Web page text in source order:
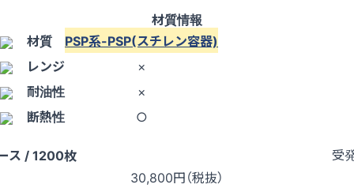
材質情報
材質 PSP系-PSP(スチレン容器)
レンジ
×
耐油性
×
断熱性
○
ス / 1200枚
受
30,800円（税抜）